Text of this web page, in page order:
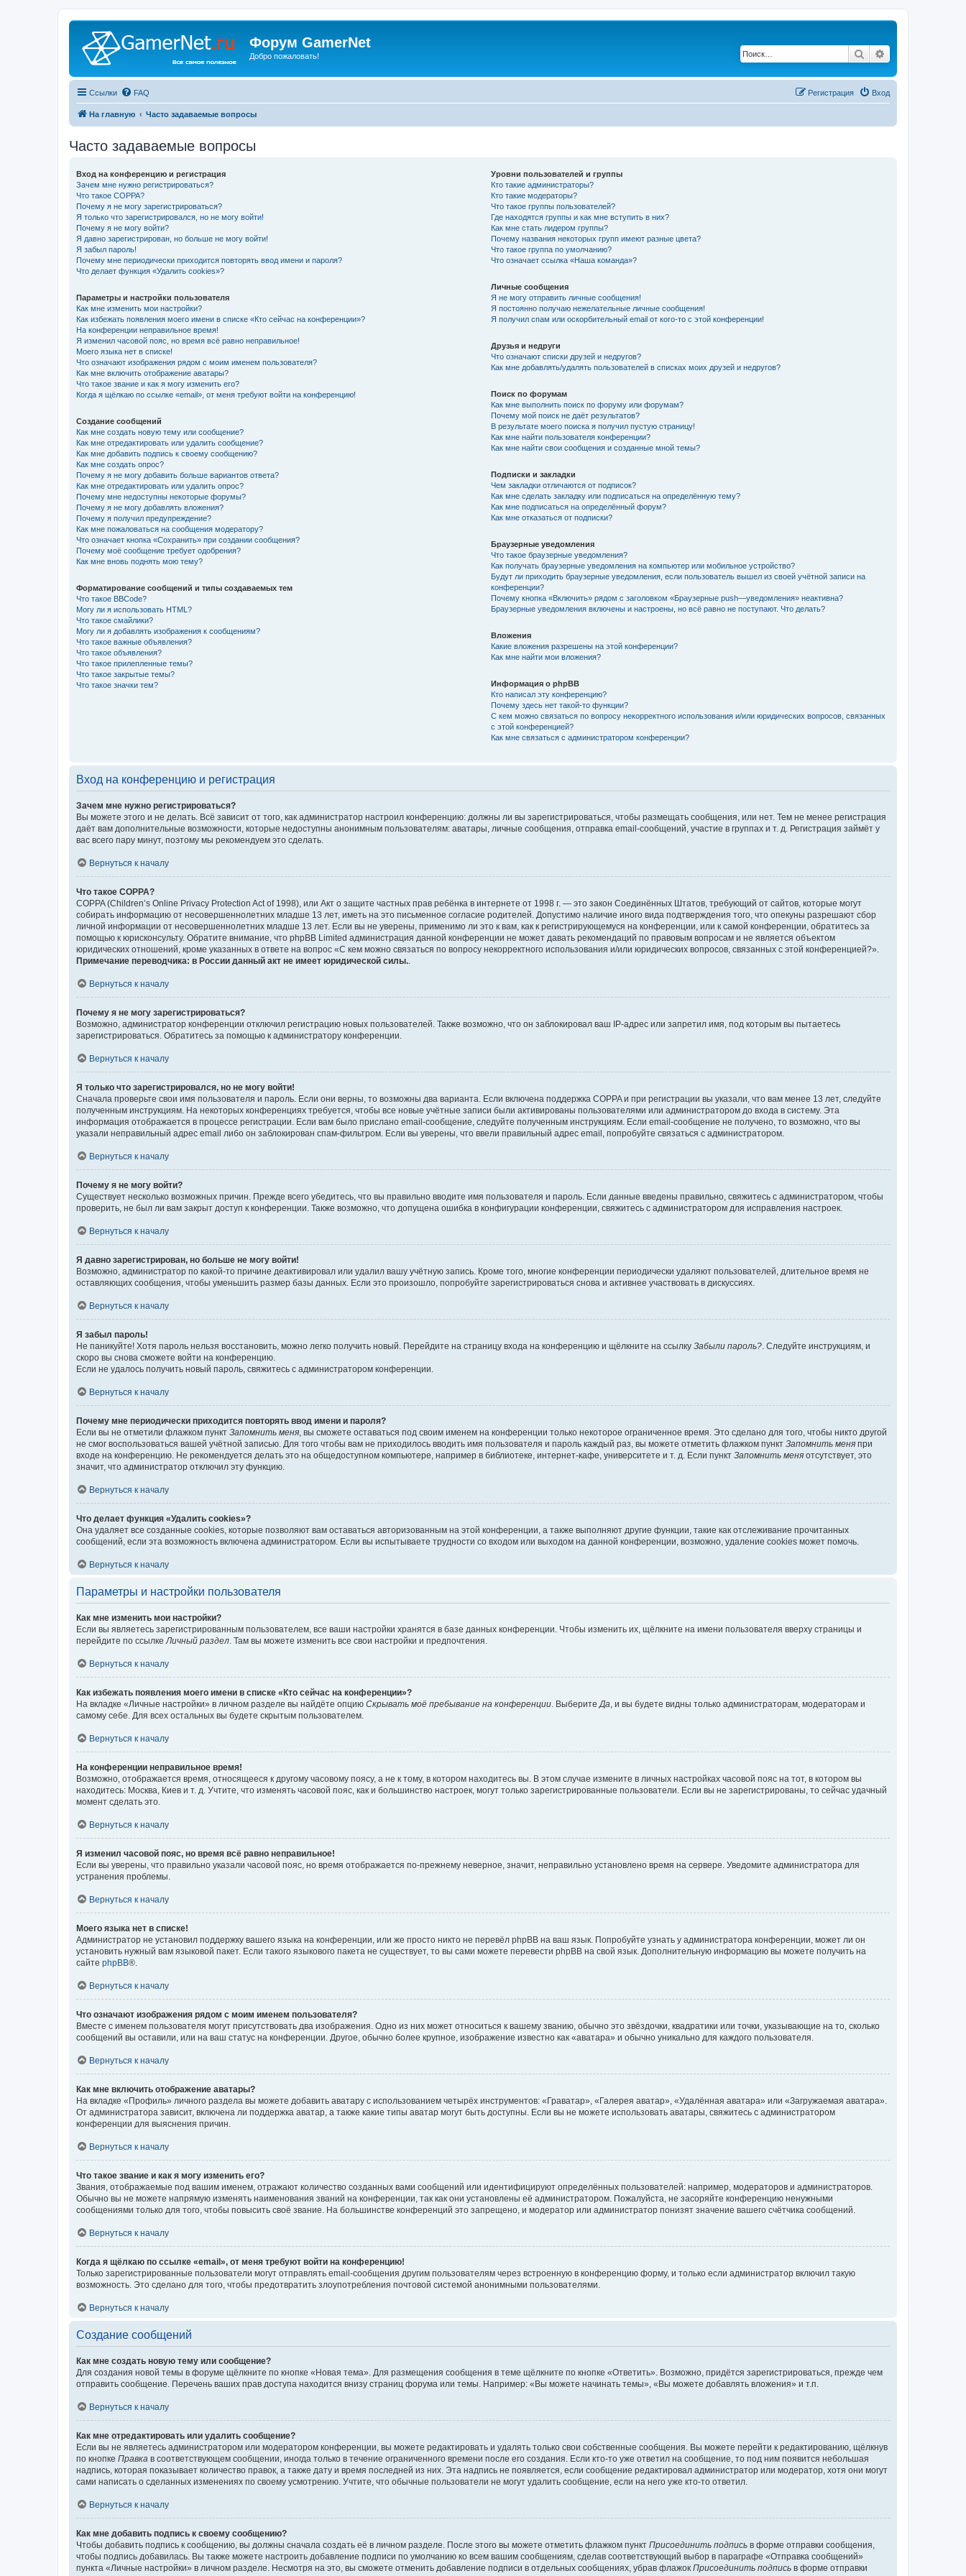
Форум GamerNet
Добро пожаловать! Поиск
Ссылки FAQ Вход
Регистрация
На главную Часто задаваемые вопросы
Часто задаваемые вопросы
Вход на конференцию и регистрация
Зачем мне нужно регистрироваться?
Что такое COPPA?
Почему я не могу зарегистрироваться?
Я только что зарегистрировался, но не могу войти!
Почему я не могу войти?
Я давно зарегистрирован, но больше не могу войти!
Я забыл пароль!
Почему мне периодически приходится повторять ввод имени и пароля?
Что делает функция «Удалить cookies»?
Параметры и настройки пользователя
Как мне изменить мои настройки?
Как избежать появления моего имени в списке «Кто сейчас на конференции»?
На конференции неправильное время!
Я изменил часовой пояс, но время всё равно неправильное!
Моего языка нет в списке!
Что означают изображения рядом с моим именем пользователя?
Как мне включить отображение аватары?
Что такое звание и как я могу изменить его?
Когда я щёлкаю по ссылке «email», от меня требуют войти на конференцию!
Создание сообщений
Как мне создать новую тему или сообщение?
Как мне отредактировать или удалить сообщение?
Как мне добавить подпись к своему сообщению?
Как мне создать опрос?
Почему я не могу добавить больше вариантов ответа?
Как мне отредактировать или удалить опрос?
Почему мне недоступны некоторые форумы?
Почему я не могу добавлять вложения?
Почему я получил предупреждение?
Как мне пожаловаться на сообщения модератору?
Что означает кнопка «Сохранить» при создании сообщения?
Почему моё сообщение требует одобрения?
Как мне вновь поднять мою тему?
Форматирование сообщений и типы создаваемых тем
Что такое BBCode?
Могу ли я использовать HTML?
Что такое смайлики?
Могу ли я добавлять изображения к сообщениям?
Что такое важные объявления?
Что такое объявления?
Что такое прилепленные темы?
Что такое закрытые темы?
Что такое значки тем?
Уровни пользователей и группы
Кто такие администраторы?
Кто такие модераторы?
Что такое группы пользователей?
Где находятся группы и как мне вступить в них?
Как мне стать лидером группы?
Почему названия некоторых групп имеют разные цвета?
Что такое группа по умолчанию?
Что означает ссылка «Наша команда»?
Личные сообщения
Я не могу отправить личные сообщения!
Я постоянно получаю нежелательные личные сообщения!
Я получил спам или оскорбительный email от кого-то с этой конференции!
Друзья и недруги
Что означают списки друзей и недругов?
Как мне добавлять/удалять пользователей в списках моих друзей и недругов?
Поиск по форумам
Как мне выполнить поиск по форуму или форумам?
Почему мой поиск не даёт результатов?
В результате моего поиска я получил пустую страницу!
Как мне найти пользователя конференции?
Как мне найти свои сообщения и созданные мной темы?
Подписки и закладки
Чем закладки отличаются от подписок?
Как мне сделать закладку или подписаться на определённую тему?
Как мне подписаться на определённый форум?
Как мне отказаться от подписки?
Браузерные уведомления
Что такое браузерные уведомления?
Как получать браузерные уведомления на компьютер или мобильное устройство?
Будут ли приходить браузерные уведомления, если пользователь вышел из своей учётной записи на
конференции?
Почему кнопка «Включить» рядом с заголовком «Браузерные push—уведомления» неактивна?
Браузерные уведомления включены и настроены, но всё равно не поступают. Что делать?
Вложения
Какие вложения разрешены на этой конференции?
Как мне найти мои вложения?
Информация о phpBB
Кто написал эту конференцию?
Почему здесь нет такой-то функции?
С кем можно связаться по вопросу некорректного использования и/или юридических вопросов, связанных
с этой конференцией?
Как мне связаться с администратором конференции?
Вход на конференцию и регистрация
Зачем мне нужно регистрироваться?
Вы можете этого и не делать. Всё зависит от того, как администратор настроил конференцию: должны ли вы зарегистрироваться, чтобы размещать сообщения, или нет. Тем не менее регистрация
даёт вам дополнительные возможности, которые недоступны анонимным пользователям: аватары, личные сообщения, отправка email-сообщений, участие в группах и т. д. Регистрация займёт у
вас всего пару минут, поэтому мы рекомендуем это сделать.
Вернуться к началу
Что такое COPPA?
COPPA (Children’s Online Privacy Protection Act of 1998), или Акт о защите частных прав ребёнка в интернете от 1998 г. — это закон Соединённых Штатов, требующий от сайтов, которые могут
собирать информацию от несовершеннолетних младше 13 лет, иметь на это письменное согласие родителей. Допустимо наличие иного вида подтверждения того, что опекуны разрешают сбор
личной информации от несовершеннолетних младше 13 лет. Если вы не уверены, применимо ли это к вам, как к регистрирующемуся на конференции, или к самой конференции, обратитесь за
помощью к юрисконсульту. Обратите внимание, что phpBB Limited администрация данной конференции не может давать рекомендаций по правовым вопросам и не является объектом
юридических отношений, кроме указанных в ответе на вопрос «С кем можно связаться по вопросу некорректного использования и/или юридических вопросов, связанных с этой конференцией?».
Примечание переводчика: в России данный акт не имеет юридической силы.
Вернуться к началу
Почему я не могу зарегистрироваться?
Возможно, администратор конференции отключил регистрацию новых пользователей. Также возможно, что он заблокировал ваш IP-адрес или запретил имя, под которым вы пытаетесь
зарегистрироваться. Обратитесь за помощью к администратору конференции.
Вернуться к началу
Я только что зарегистрировался, но не могу войти!
Сначала проверьте свои имя пользователя и пароль. Если они верны, то возможны два варианта. Если включена поддержка COPPA и при регистрации вы указали, что вам менее 13 лет, следуйте
полученным инструкциям. На некоторых конференциях требуется, чтобы все новые учётные записи были активированы пользователями или администратором до входа в систему. Эта
информация отображается в процессе регистрации. Если вам было прислано email-сообщение, следуйте полученным инструкциям. Если email-сообщение не получено, то возможно, что вы
указали неправильный адрес email либо он заблокирован спам-фильтром. Если вы уверены, что ввели правильный адрес email, попробуйте связаться с администратором.
Вернуться к началу
Почему я не могу войти?
Существует несколько возможных причин. Прежде всего убедитесь, что вы правильно вводите имя пользователя и пароль. Если данные введены правильно, свяжитесь с администратором, чтобы
проверить, не был ли вам закрыт доступ к конференции. Также возможно, что допущена ошибка в конфигурации конференции, свяжитесь с администратором для исправления настроек.
Вернуться к началу
Я давно зарегистрирован, но больше не могу войти!
Возможно, администратор по какой-то причине деактивировал или удалил вашу учётную запись. Кроме того, многие конференции периодически удаляют пользователей, длительное время не
оставляющих сообщения, чтобы уменьшить размер базы данных. Если это произошло, попробуйте зарегистрироваться снова и активнее участвовать в дискуссиях.
Вернуться к началу
Я забыл пароль!
Не паникуйте! Хотя пароль нельзя восстановить, можно легко получить новый. Перейдите на страницу входа на конференцию и щёлкните на ссылку Забыли пароль? . Следуйте инструкциям, и
скоро вы снова сможете войти на конференцию.
Если не удалось получить новый пароль, свяжитесь с администратором конференции.
Вернуться к началу
Почему мне периодически приходится повторять ввод имени и пароля?
Если вы не отметили флажком пункт Запомнить меня , вы сможете оставаться под своим именем на конференции только некоторое ограниченное время. Это сделано для того, чтобы никто другой
не смог воспользоваться вашей учётной записью. Для того чтобы вам не приходилось вводить имя пользователя и пароль каждый раз, вы можете отметить флажком пункт Запомнить меня при
входе на конференцию. Не рекомендуется делать это на общедоступном компьютере, например в библиотеке, интернет-кафе, университете и т. д. Если пункт Запомнить меня отсутствует, это
значит, что администратор отключил эту функцию.
Вернуться к началу
Что делает функция «Удалить cookies»?
Она удаляет все созданные cookies, которые позволяют вам оставаться авторизованным на этой конференции, а также выполняют другие функции, такие как отслеживание прочитанных
сообщений, если эта возможность включена администратором. Если вы испытываете трудности со входом или выходом на данной конференции, возможно, удаление cookies может помочь.
Вернуться к началу
Параметры и настройки пользователя
Как мне изменить мои настройки?
Если вы являетесь зарегистрированным пользователем, все ваши настройки хранятся в базе данных конференции. Чтобы изменить их, щёлкните на имени пользователя вверху страницы и
перейдите по ссылке Личный раздел . Там вы можете изменить все свои настройки и предпочтения.
Вернуться к началу
Как избежать появления моего имени в списке «Кто сейчас на конференции»?
На вкладке «Личные настройки» в личном разделе вы найдёте опцию Скрывать моё пребывание на конференции . Выберите Да , и вы будете видны только администраторам, модераторам и
самому себе. Для всех остальных вы будете скрытым пользователем.
Вернуться к началу
На конференции неправильное время!
Возможно, отображается время, относящееся к другому часовому поясу, а не к тому, в котором находитесь вы. В этом случае измените в личных настройках часовой пояс на тот, в котором вы
находитесь: Москва, Киев и т. д. Учтите, что изменять часовой пояс, как и большинство настроек, могут только зарегистрированные пользователи. Если вы не зарегистрированы, то сейчас удачный
момент сделать это.
Вернуться к началу
Я изменил часовой пояс, но время всё равно неправильное!
Если вы уверены, что правильно указали часовой пояс, но время отображается по-прежнему неверное, значит, неправильно установлено время на сервере. Уведомите администратора для
устранения проблемы.
Вернуться к началу
Моего языка нет в списке!
Администратор не установил поддержку вашего языка на конференции, или же просто никто не перевёл phpBB на ваш язык. Попробуйте узнать у администратора конференции, может ли он
установить нужный вам языковой пакет. Если такого языкового пакета не существует, то вы сами можете перевести phpBB на свой язык. Дополнительную информацию вы можете получить на
сайте phpBB®.
Вернуться к началу
Что означают изображения рядом с моим именем пользователя?
Вместе с именем пользователя могут присутствовать два изображения. Одно из них может относиться к вашему званию, обычно это звёздочки, квадратики или точки, указывающие на то, сколько
сообщений вы оставили, или на ваш статус на конференции. Другое, обычно более крупное, изображение известно как «аватара» и обычно уникально для каждого пользователя.
Вернуться к началу
Как мне включить отображение аватары?
На вкладке «Профиль» личного раздела вы можете добавить аватару с использованием четырёх инструментов: «Граватар», «Галерея аватар», «Удалённая аватара» или «Загружаемая аватара».
От администратора зависит, включена ли поддержка аватар, а также какие типы аватар могут быть доступны. Если вы не можете использовать аватары, свяжитесь с администратором
конференции для выяснения причин.
Вернуться к началу
Что такое звание и как я могу изменить его?
Звания, отображаемые под вашим именем, отражают количество созданных вами сообщений или идентифицируют определённых пользователей: например, модераторов и администраторов.
Обычно вы не можете напрямую изменять наименования званий на конференции, так как они установлены её администратором. Пожалуйста, не засоряйте конференцию ненужными
сообщениями только для того, чтобы повысить своё звание. На большинстве конференций это запрещено, и модератор или администратор понизят значение вашего счётчика сообщений.
Вернуться к началу
Когда я щёлкаю по ссылке «email», от меня требуют войти на конференцию!
Только зарегистрированные пользователи могут отправлять email-сообщения другим пользователям через встроенную в конференцию форму, и только если администратор включил такую
возможность. Это сделано для того, чтобы предотвратить злоупотребления почтовой системой анонимными пользователями.
Вернуться к началу
Создание сообщений
Как мне создать новую тему или сообщение?
Для создания новой темы в форуме щёлкните по кнопке «Новая тема». Для размещения сообщения в теме щёлкните по кнопке «Ответить». Возможно, придётся зарегистрироваться, прежде чем
отправить сообщение. Перечень ваших прав доступа находится внизу страниц форума или темы. Например: «Вы можете начинать темы», «Вы можете добавлять вложения» и т.п.
Вернуться к началу
Как мне отредактировать или удалить сообщение?
Если вы не являетесь администратором или модератором конференции, вы можете редактировать и удалять только свои собственные сообщения. Вы можете перейти к редактированию, щёлкнув
по кнопке Правка в соответствующем сообщении, иногда только в течение ограниченного времени после его создания. Если кто-то уже ответил на сообщение, то под ним появится небольшая
надпись, которая показывает количество правок, а также дату и время последней из них. Эта надпись не появляется, если сообщение редактировал администратор или модератор, хотя они могут
сами написать о сделанных изменениях по своему усмотрению. Учтите, что обычные пользователи не могут удалить сообщение, если на него уже кто-то ответил.
Вернуться к началу
Как мне добавить подпись к своему сообщению?
Чтобы добавить подпись к сообщению, вы должны сначала создать её в личном разделе. После этого вы можете отметить флажком пункт Присоединить подпись в форме отправки сообщения,
чтобы подпись добавилась. Вы также можете настроить добавление подписи по умолчанию ко всем вашим сообщениям, сделав соответствующий выбор в параграфе «Отправка сообщений»
пункта «Личные настройки» в личном разделе. Несмотря на это, вы сможете отменить добавление подписи в отдельных сообщениях, убрав флажок Присоединить подпись в форме отправки